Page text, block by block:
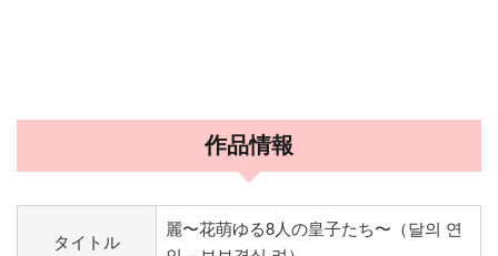
作品情報
タイトル
麗〜花萌ゆる8人の皇子たち〜（달의 연